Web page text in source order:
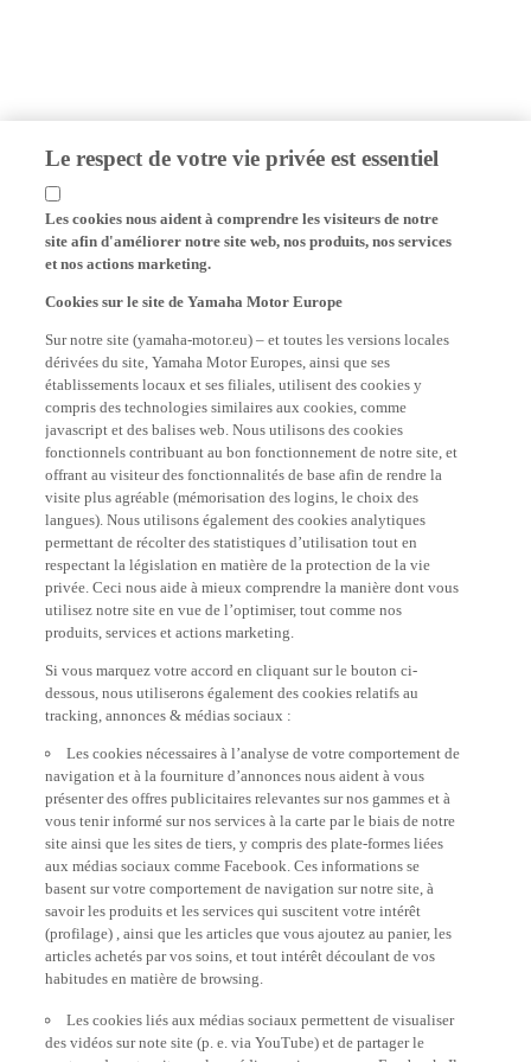
Le respect de votre vie privée est essentiel
Les cookies nous aident à comprendre les visiteurs de notre
site afin d'améliorer notre site web, nos produits, nos services
et nos actions marketing.
Cookies sur le site de Yamaha Motor Europe
Sur notre site (yamaha-motor.eu) – et toutes les versions locales
dérivées du site, Yamaha Motor Europes, ainsi que ses
établissements locaux et ses filiales, utilisent des cookies y
compris des technologies similaires aux cookies, comme
javascript et des balises web. Nous utilisons des cookies
fonctionnels contribuant au bon fonctionnement de notre site, et
offrant au visiteur des fonctionnalités de base afin de rendre la
visite plus agréable (mémorisation des logins, le choix des
langues). Nous utilisons également des cookies analytiques
permettant de récolter des statistiques d’utilisation tout en
respectant la législation en matière de la protection de la vie
privée. Ceci nous aide à mieux comprendre la manière dont vous
utilisez notre site en vue de l’optimiser, tout comme nos
produits, services et actions marketing.
Si vous marquez votre accord en cliquant sur le bouton ci-
dessous, nous utiliserons également des cookies relatifs au
tracking, annonces & médias sociaux :
Les cookies nécessaires à l’analyse de votre comportement de
navigation et à la fourniture d’annonces nous aident à vous
présenter des offres publicitaires relevantes sur nos gammes et à
vous tenir informé sur nos services à la carte par le biais de notre
site ainsi que les sites de tiers, y compris des plate-formes liées
aux médias sociaux comme Facebook. Ces informations se
basent sur votre comportement de navigation sur notre site, à
savoir les produits et les services qui suscitent votre intérêt
(profilage) , ainsi que les articles que vous ajoutez au panier, les
articles achetés par vos soins, et tout intérêt découlant de vos
habitudes en matière de browsing.
Les cookies liés aux médias sociaux permettent de visualiser
des vidéos sur note site (p. e. via YouTube) et de partager le